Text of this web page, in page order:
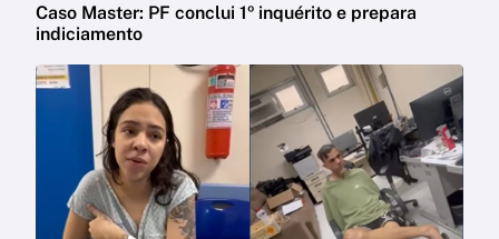
Caso Master: PF conclui 1º inquérito e prepara
indiciamento